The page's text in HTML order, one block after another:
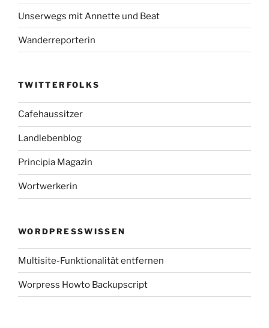
Unserwegs mit Annette und Beat
Wanderreporterin
TWITTERFOLKS
Cafehaussitzer
Landlebenblog
Principia Magazin
Wortwerkerin
WORDPRESSWISSEN
Multisite-Funktionalität entfernen
Worpress Howto Backupscript